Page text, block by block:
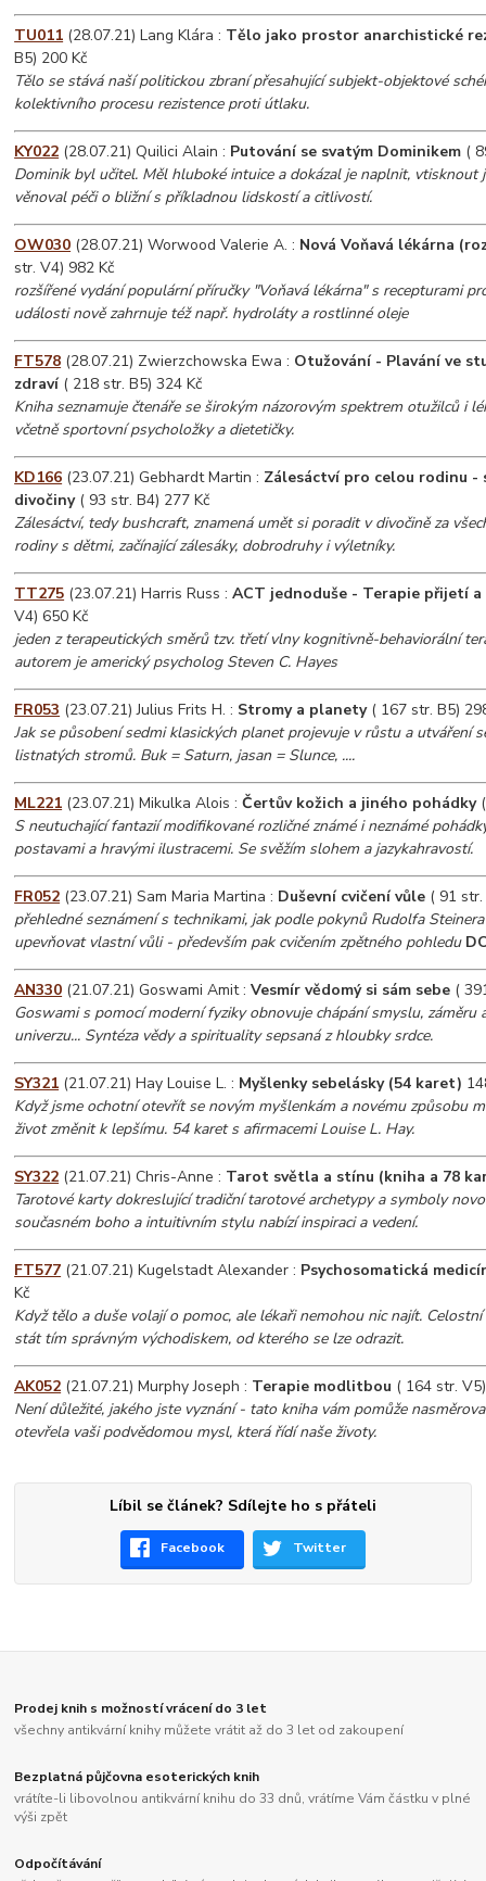
TU011 (28.07.21) Lang Klára : Tělo jako prostor anarchistické
B5) 200 Kč
Tělo se stává naší politickou zbraní přesahující subjekt-objektové
kolektivního procesu rezistence proti útlaku.
KY022 (28.07.21) Quilici Alain : Putování se svatým Dominikem (
Dominik byl učitel. Měl hluboké intuice a dokázal je naplnit, vtisknout
věnoval péči o bližní s příkladnou lidskostí a citlivostí.
OW030 (28.07.21) Worwood Valerie A. : Nová Voňavá lékárna
str. V4) 982 Kč
rozšířené vydání populární příručky "Voňavá lékárna" s recepturami
události nově zahrnuje též např. hydroláty a rostlinné oleje
FT578 (28.07.21) Zwierzchowska Ewa : Otužování - Plavání ve
zdraví( 218 str. B5) 324 Kč
Kniha seznamuje čtenáře se širokým názorovým spektrem otužilců i
včetně sportovní psycholožky a dietetičky.
KD166 (23.07.21) Gebhardt Martin : Zálesáctví pro celou rodinu -
divočiny( 93 str. B4) 277 Kč
Zálesáctví, tedy bushcraft, znamená umět si poradit v divočině za
rodiny s dětmi, začínající zálesáky, dobrodruhy i výletníky.
TT275 (23.07.21) Harris Russ :ACT jednoduše - Terapie přijetí
V4) 650 Kč
jeden z terapeutických směrů tzv. třetí vlny kognitivně-behaviorální
autorem je americký psycholog Steven C. Hayes
FR053 (23.07.21) Julius Frits H. : Stromy a planety( 167 str. B5)
Jak se působení sedmi klasických planet projevuje v růstu a utváření
listnatých stromů. Buk = Saturn, jasan = Slunce, ....
ML221 (23.07.21) Mikulka Alois :Čertův kožich a jiného pohádky(
S neutuchající fantazií modifikované rozličné známé i neznámé
postavami a hravými ilustracemi. Se svěžím slohem a jazykahravostí.
FR052 (23.07.21) Sam Maria Martina : Duševní cvičení vůle ( 91 str.
přehledné seznámení s technikami, jak podle pokynů Rudolfa
upevňovat vlastní vůli - především pak cvičením zpětného pohledu
AN330 (21.07.21) Goswami Amit :Vesmír vědomý si sám sebe (
Goswami s pomocí moderní fyziky obnovuje chápání smyslu, záměru
univerzu... Syntéza vědy a spirituality sepsaná z hloubky srdce.
SY321 (21.07.21) Hay Louise L. : Myšlenky sebelásky (54 karet)
Když jsme ochotní otevřít se novým myšlenkám a novému způsobu
život změnit k lepšímu. 54 karet s afirmacemi Louise L. Hay.
SY322 (21.07.21) Chris-Anne : Tarot světla a stínu (kniha a 78
Tarotové karty dokreslující tradiční tarotové archetypy a symboly
současném boho a intuitivním stylu nabízí inspiraci a vedení.
FT577 (21.07.21) Kugelstadt Alexander : Psychosomatická
Kč
Když tělo a duše volají o pomoc, ale lékaři nemohou nic najít.
stát tím správným východiskem, od kterého se lze odrazit.
AK052 (21.07.21) Murphy Joseph : Terapie modlitbou ( 164 str.
Není důležité, jakého jste vyznání - tato kniha vám pomůže
otevřela vaši podvědomou mysl, která řídí naše životy.
Líbil se článek? Sdílejte ho s přáteli
Facebook Twitter
Prodej knih s možností vrácení do 3 let
všechny antikvární knihy můžete vrátit až do 3 let od zakoupení
Bezplatná půjčovna esoterických knih
vrátíte-li libovolnou antikvární knihu do 33 dnů, vrátíme Vám částku v plné
výši zpět
Odpočítávání